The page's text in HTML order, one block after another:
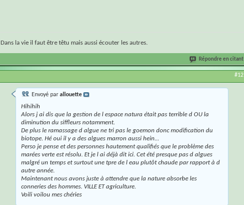
Dans la vie il faut être têtu mais aussi écouter les autres.
Répondre en citant
#12
Envoyé par allouette
Hihihih
Alors j ai dis que la gestion de l espace natura était pas terrible d OU la
diminution du siffleurs notamment.
De plus le ramassage d algue ne tri pas le goemon donc modification du
biotope. Hé oui il y a des algues marron aussi hein...
Perso je pense et des personnes hautement qualifiés que le problème des
marées verte est résolu. Et je l ai déjà dit ici. Cet été presque pas d algues
malgré un temps et surtout une tpre de l eau plutôt chaude par rapport à d
autre année.
Maintenant nous avons juste à attendre que la nature absorbe les
conneries des hommes. VILLE ET agriculture.
Voili voilou mes chéries